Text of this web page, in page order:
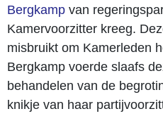
Bergkamp van
Kamervoorzitter kreeg.
misbruikt om Kamerleden
Bergkamp voerde slaafs
behandelen van de
knikje van haar